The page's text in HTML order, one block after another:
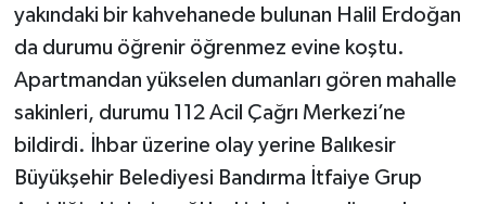
yakındaki bir kahvehanede bulunan Halil Erdoğan
da durumu öğrenir öğrenmez evine koştu.
Apartmandan yükselen dumanları gören mahalle
sakinleri, durumu 112 Acil Çağrı Merkezi’ne
bildirdi. İhbar üzerine olay yerine Balıkesir
Büyükşehir Belediyesi Bandırma İtfaiye Grup